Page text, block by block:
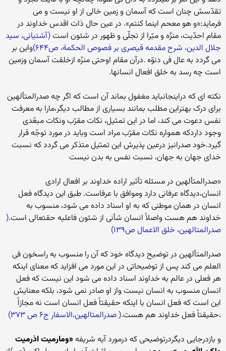
تقدّسش چنان است که آسمان و زمین خالی از او نیست و می
فرماید:«و هو معحم اینما کنتم». در عین حال ذات اقدس خداوند در
مقام احدّیت، منزّه و مبّرا از تجلّی و ظهور در شئون است(آشتیانی، سید
جلال الدین، شرح مقدمه قیصری بر فصوص الحکمة، ص۶۴۴)
واین بر
می گردد به عال فی دنوّه .درآن مقام اوحتی منزّه ازخلقت آسمان وزمین
است چه رسد به خلق افعال انسانها.
نکته ای که دراینجانباید مغفول بماند آن است که اگر چه صدرالمتألهین
برای درک بهتراین مطلب بمانند بسیاری از مطالب دیگر،مارا به معرفت
نفس دعوت می کند، اما در این تمثیل، نکات مقرّب ونکات مبعّدی
وجود داردکه همواره نکات مقرّب مراد است وباید در مورد توجّه قرار
گیرد.خود صدرانیز درعین پذیرش این تمثیل متذکر می گردد که نسبت
خدای جهان به جهان، نسبت نفس به بدن نیست
«صدرالمتألهین در مسئله تأثیر اراده خداوند بر افعال ارادی
انسان،دیدگاه عرفانی دارد وموافق با عرفاست. طبق این دیدگاه فعل
انسان در همان موطنی که به او اسناد داده می شود، منسوب به
خداوند هم هست واصلاً انسان شأنی از شئون فاعلیه حقتعالی است.(
صدرالمتالهین، خلق الاعمال ص۱۳۹)
صدرالمتألهین در توضیح دیدگاه خود که آن را منسوب به راسخون فی
العلم می کند پس از توضیحاتی در این مورد می افزاید که معنای اینکه
هر فعلی در عالم به خداوند اسناد داده می شود این نیست که فعل
انسان منسوب به انسان نیست واز او صادر نمی شود، بلکه معنایش
این است که فعل انسان با اینکه حقیقتاً فعل انسان است نه مجازاً
،حقیقتاً فعل خداوند هم هست.( صدرالمتالهین،الاسفار ج۶ ص ۳۷۳)
و بازدرجایی دیگردرتوضیحی که درمورد آیه شریفه «ومارمیت اذرمیت